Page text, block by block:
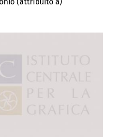
(attribuito a)